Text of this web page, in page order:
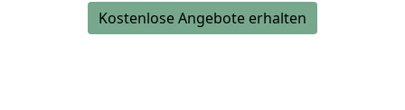
Kostenlose Angebote erhalten